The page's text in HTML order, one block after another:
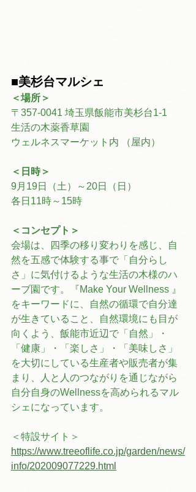
■美杉台マルシェ
＜場所＞
〒357-0041 埼玉県飯能市美杉台1-1
生活の木薬香草園
ウェルネスマーケット内 （屋内）
＜日時＞
9月19日（土）～20日（日）
各日11時～15時
＜コンセプト＞
会場は、四季の移り変わりを感じ、自
然を五感で体験する事で「自分らし
さ」に気付けるような生活の木様のハ
ーブ園です。『Make Your Wellness 』
をキーワードに、自然の循環で自分達
が生きていること、自然環境にも目が
向くよう、飯能市近辺で「自然」・
「健康」・「楽しさ」・「美味しさ」
を大切にしている生産者や販売者が集
まり、人と人のつながりを通じながら
自分自身のWellnessを高められるマル
シェになっています。
＜特設サイト＞
https://www.treeoflife.co.jp/garden/news/
info/202009077229.html